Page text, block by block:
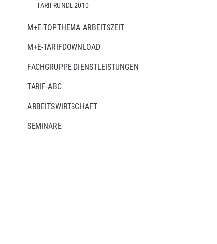
TARIFRUNDE 2010
M+E-TOPTHEMA ARBEITSZEIT
M+E-TARIFDOWNLOAD
FACHGRUPPE DIENSTLEISTUNGEN
TARIF-ABC
ARBEITSWIRTSCHAFT
SEMINARE